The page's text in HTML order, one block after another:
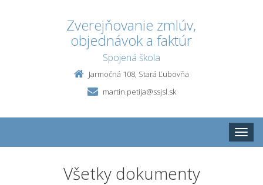
Zverejňovanie zmlúv,
objednávok a faktúr
Spojená škola
Jarmočná 108, Stará Ľubovňa
martin.petija@ssjsl.sk
Toggle
Všetky dokumenty